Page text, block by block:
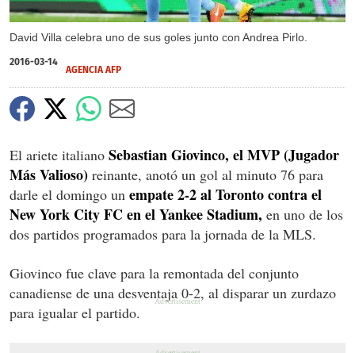
David Villa celebra uno de sus goles junto con Andrea Pirlo.
2016-03-14
AGENCIA AFP
El ariete italiano Sebastian Giovinco, el MVP (Jugador
Más Valioso) reinante, anotó un gol al minuto 76 para
darle el domingo un empate 2-2 al Toronto contra el
New York City FC en el Yankee Stadium, en uno de los
dos partidos programados para la jornada de la MLS.
Giovinco fue clave para la remontada del conjunto
canadiense de una desventaja 0-2, al disparar un zurdazo
para igualar el partido.